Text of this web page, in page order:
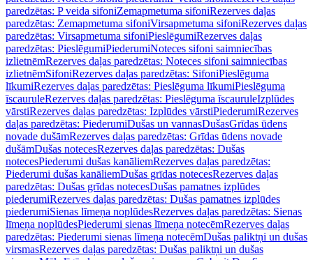
paredzētas: P veida sifoniZemapmetuma sifoniRezerves daļas
paredzētas: Zemapmetuma sifoniVirsapmetuma sifoniRezerves daļas
paredzētas: Virsapmetuma sifoniPieslēgumiRezerves daļas
paredzētas: PieslēgumiPiederumiNoteces sifoni saimniecības
izlietnēmRezerves daļas paredzētas: Noteces sifoni saimniecības
izlietnēmSifoniRezerves daļas paredzētas: SifoniPieslēguma
līkumiRezerves daļas paredzētas: Pieslēguma līkumiPieslēguma
īscauruleRezerves daļas paredzētas: Pieslēguma īscauruleIzplūdes
vārstiRezerves daļas paredzētas: Izplūdes vārstiPiederumiRezerves
daļas paredzētas: PiederumiDušas un vannasDušasGrīdas ūdens
novade dušāmRezerves daļas paredzētas: Grīdas ūdens novade
dušāmDušas notecesRezerves daļas paredzētas: Dušas
notecesPiederumi dušas kanāliemRezerves daļas paredzētas:
Piederumi dušas kanāliemDušas grīdas notecesRezerves daļas
paredzētas: Dušas grīdas notecesDušas pamatnes izplūdes
piederumiRezerves daļas paredzētas: Dušas pamatnes izplūdes
piederumiSienas līmeņa noplūdesRezerves daļas paredzētas: Sienas
līmeņa noplūdesPiederumi sienas līmeņa notecēmRezerves daļas
paredzētas: Piederumi sienas līmeņa notecēmDušas paliktņi un dušas
virsmasRezerves daļas paredzētas: Dušas paliktņi un dušas